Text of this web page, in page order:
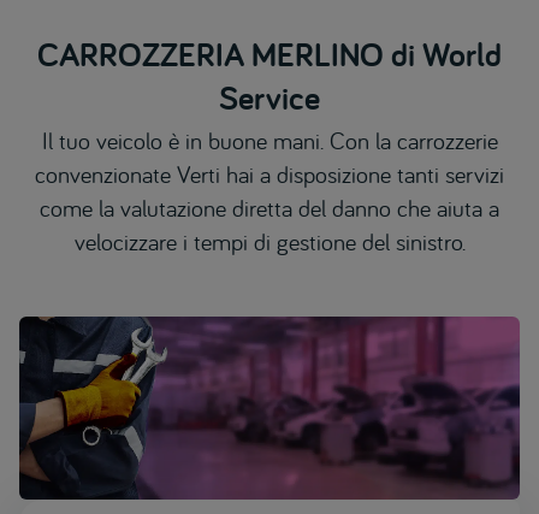
CARROZZERIA MERLINO di World
Service
Il tuo veicolo è in buone mani. Con la carrozzerie
convenzionate Verti hai a disposizione tanti servizi
come la valutazione diretta del danno che aiuta a
velocizzare i tempi di gestione del sinistro.